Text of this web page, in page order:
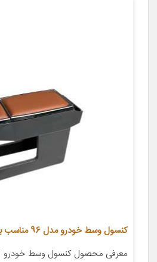
کنسول وسط خودرو مدل 96 مناسب برای پژو 206
معرفی محصول کنسول وسط خودرو